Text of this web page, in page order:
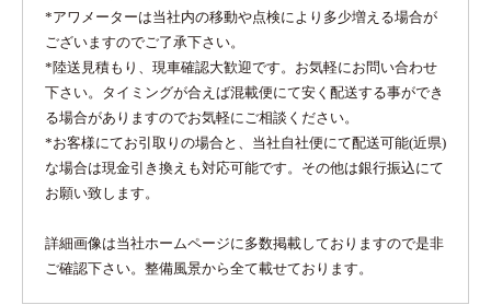
*アワメーターは当社内の移動や点検により多少増える場合が
ございますのでご了承下さい。
*陸送見積もり、現車確認大歓迎です。お気軽にお問い合わせ
下さい。タイミングが合えば混載便にて安く配送する事ができ
る場合がありますのでお気軽にご相談ください。
*お客様にてお引取りの場合と、当社自社便にて配送可能(近県)
な場合は現金引き換えも対応可能です。その他は銀行振込にて
お願い致します。
詳細画像は当社ホームページに多数掲載しておりますので是非
ご確認下さい。整備風景から全て載せております。